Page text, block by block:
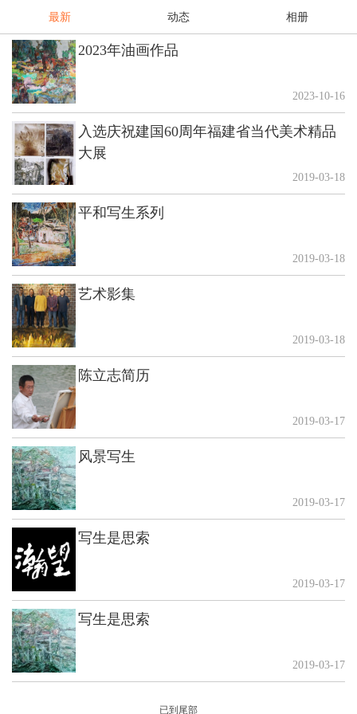
最新 动态 相册
2023年油画作品
2023-10-16
入选庆祝建国60周年福建省当代美术精品
大展
2019-03-18
平和写生系列
2019-03-18
艺术影集
2019-03-18
陈立志简历
2019-03-17
风景写生
2019-03-17
写生是思索
2019-03-17
写生是思索
2019-03-17
已到尾部